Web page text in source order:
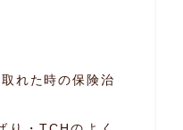
れた時の保険治